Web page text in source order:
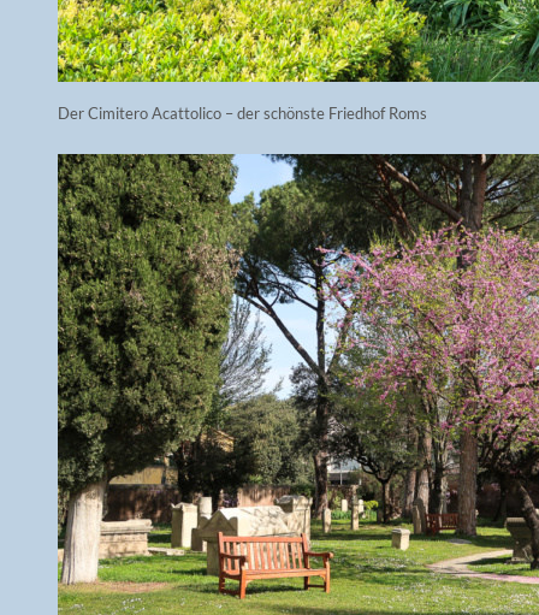
Der Cimitero Acattolico – der schönste Friedhof Roms